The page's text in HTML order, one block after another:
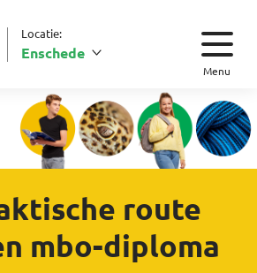
Locatie:
Enschede
Menu
route
mbo-diploma